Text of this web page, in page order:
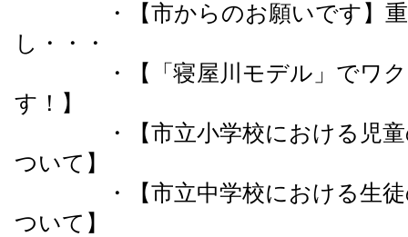
・【市からのお願いです】重
し・・・
・【「寝屋川モデル」でワク
す！】
・【市立小学校における児童の
ついて】
・【市立中学校における生徒の
ついて】